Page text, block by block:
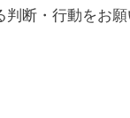
判断・行動をお願